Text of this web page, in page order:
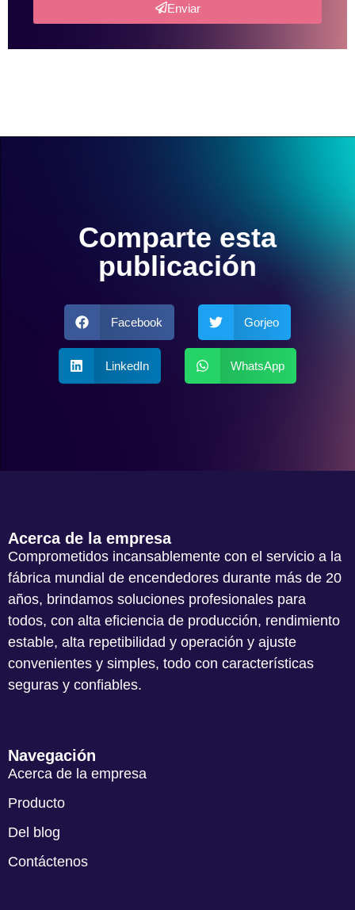
Enviar
Comparte esta
publicación
Facebook Gorjeo
LinkedIn WhatsApp
Acerca de la empresa
Comprometidos incansablemente con el servicio a la
fábrica mundial de encendedores durante más de 20
años, brindamos soluciones profesionales para
todos, con alta eficiencia de producción, rendimiento
estable, alta repetibilidad y operación y ajuste
convenientes y simples, todo con características
seguras y confiables.
Navegación
Acerca de la empresa
Producto
Del blog
Contáctenos